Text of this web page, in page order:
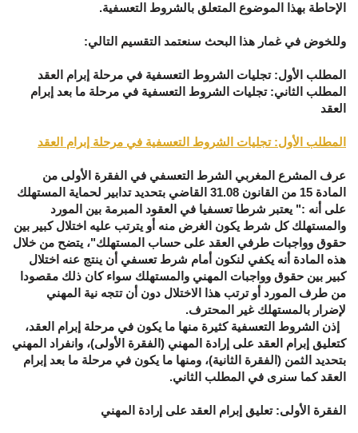
الإحاطة بهذا الموضوع المتعلق بالشروط التعسفية.
وللخوض في غمار هذا البحث سنعتمد التقسيم التالي:
المطلب الأول: تجليات الشروط التعسفية في مرحلة إبرام العقد
المطلب الثاني: تجليات الشروط التعسفية في مرحلة ما بعد إبرام
العقد
المطلب الأول: تجليات الشروط التعسفية في مرحلة إبرام العقد
عرف المشرع المغربي الشرط التعسفي في الفقرة الأولى من
المادة 15 من القانون 31.08 القاضي بتحديد تدابير لحماية المستهلك
على أنه :" يعتبر شرطا تعسفيا في العقود المبرمة بين المورد
والمستهلك كل شرط يكون الغرض منه أو يترتب عليه اختلال كبير بين
حقوق وواجبات طرفي العقد على حساب المستهلك"، يتضح من خلال
هذه المادة أنه يكفي لنكون أمام شرط تعسفي أن ينتج عنه اختلال
كبير بين حقوق وواجبات المهني والمستهلك سواء كان ذلك مقصودا
من طرف المورد أو ترتب هذا الاختلال دون أن تتجه نية المهني
لإضرار بالمستهلك غير المحترف.
إذن الشروط التعسفية كثيرة منها ما يكون في مرحلة إبرام العقد،
كتعليق إبرام العقد على إرادة المهني (الفقرة الأولى)، وانفراد المهني
بتحديد الثمن (الفقرة الثانية)، ومنها ما يكون في مرحلة ما بعد إبرام
العقد كما سنرى في المطلب الثاني.
الفقرة الأولى: تعليق إبرام العقد على إرادة المهني